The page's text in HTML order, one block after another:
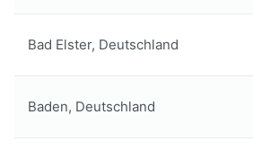
Bad Elster, Deutschland
Baden, Deutschland